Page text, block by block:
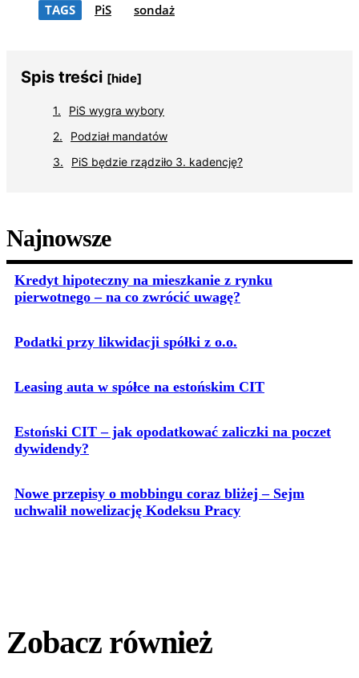
TAGS PiS sondaż
Spis treści [hide]
PiS wygra wybory
Podział mandatów
PiS będzie rządziło 3. kadencję?
Najnowsze
Kredyt hipoteczny na mieszkanie z rynku
pierwotnego – na co zwrócić uwagę?
Podatki przy likwidacji spółki z o.o.
Leasing auta w spółce na estońskim CIT
Estoński CIT – jak opodatkować zaliczki na poczet
dywidendy?
Nowe przepisy o mobbingu coraz bliżej – Sejm
uchwalił nowelizację Kodeksu Pracy
Zobacz również